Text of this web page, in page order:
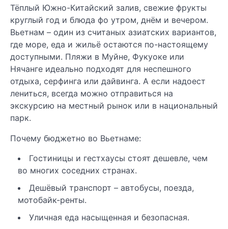
Тёплый Южно-Китайский залив, свежие фрукты
круглый год и блюда фо утром, днём и вечером.
Вьетнам – один из считаных азиатских вариантов,
где море, еда и жильё остаются по-настоящему
доступными. Пляжи в Муйне, Фукуоке или
Нячанге идеально подходят для неспешного
отдыха, серфинга или дайвинга. А если надоест
лениться, всегда можно отправиться на
экскурсию на местный рынок или в национальный
парк.
Почему бюджетно во Вьетнаме:
Гостиницы и гестхаусы стоят дешевле, чем
во многих соседних странах.
Дешёвый транспорт – автобусы, поезда,
мотобайк-ренты.
Уличная еда насыщенная и безопасная.